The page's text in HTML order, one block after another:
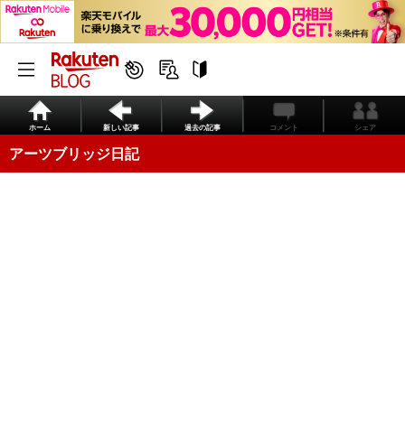
ホーム 新しい記事 過去の記事 コメント シェア
アーツブリッジ日記